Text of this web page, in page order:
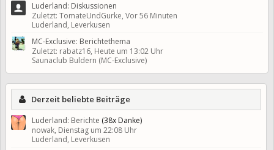
Luderland: Diskussionen
Zuletzt: TomateUndGurke, Vor 56 Minuten
Luderland, Leverkusen
MC-Exclusive: Berichtethema
Zuletzt: rabatz16, Heute um 13:02 Uhr
Saunaclub Buldern (MC-Exclusive)
Derzeit beliebte Beiträge
Luderland: Berichte (38x Danke)
nowak, Dienstag um 22:08 Uhr
Luderland, Leverkusen